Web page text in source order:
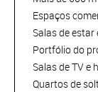
Espaços
Salas de estar
Portfólio do
Salas de TV e
Quartos de